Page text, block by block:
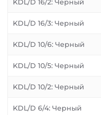
KDL/D 16/2: Черный
KDL/D 16/3: Черный
KDL/D 10/6: Черный
KDL/D 10/5: Черный
KDL/D 10/2: Черный
KDL/D 6/4: Черный